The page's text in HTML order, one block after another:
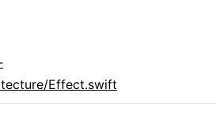
Effect.swift